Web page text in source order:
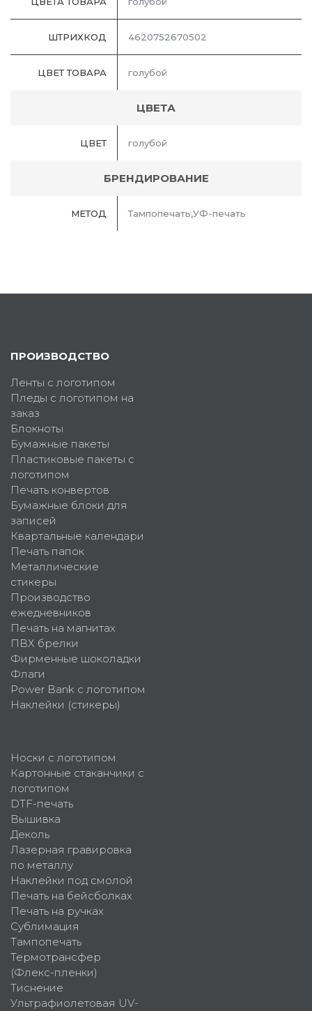
ШТРИХКОД 4620752670502
ЦВЕТ ТОВАРА голубой
ЦВЕТА
ЦВЕТ голубой
БРЕНДИРОВАНИЕ
МЕТОД Тампопечать,УФ-печать
ПРОИЗВОДСТВО
Ленты с логотипом
Пледы с логотипом на
заказ
Блокноты
Бумажные пакеты
Пластиковые пакеты с
логотипом
Печать конвертов
Бумажные блоки для
записей
Квартальные календари
Печать папок
Металлические
стикеры
Производство
ежедневников
Печать на магнитах
ПВХ брелки
Фирменные шоколадки
Флаги
Power Bank с логотипом
Наклейки (стикеры)
Носки с логотипом
Картонные стаканчики с
логотипом
DTF-печать
Вышивка
Деколь
Лазерная гравировка
по металлу
Наклейки под смолой
Печать на бейсболках
Печать на ручках
Сублимация
Тампопечать
Термотрансфер
(Флекс-пленки)
Тиснение
Ультрафиолетовая UV-